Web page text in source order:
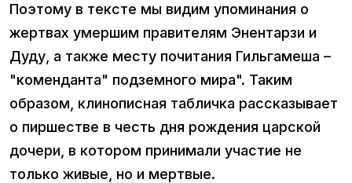
Поэтому в тексте мы видим упоминания о
жертвах умершим правителям Энентарзи и
Дуду, а также месту почитания Гильгамеша –
"коменданта" подземного мира". Таким
образом, клинописная табличка рассказывает
о пиршестве в честь дня рождения царской
дочери, в котором принимали участие не
только живые, но и мертвые.